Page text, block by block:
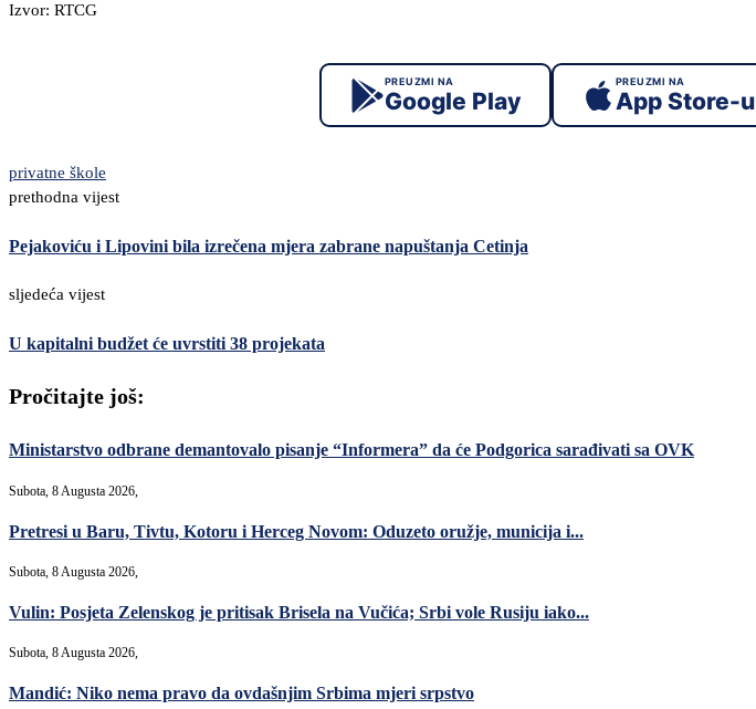
Izvor: RTCG
PREUZMI NA
Google Play
PREUZMI NA
App Store-u
privatne škole
prethodna vijest
Pejakoviću i Lipovini bila izrečena mjera zabrane napuštanja Cetinja
sljedeća vijest
U kapitalni budžet će uvrstiti 38 projekata
Pročitajte još:
Ministarstvo odbrane demantovalo pisanje “Informera” da će Podgorica sarađivati sa OVK
Subota, 8 Augusta 2026,
Pretresi u Baru, Tivtu, Kotoru i Herceg Novom: Oduzeto oružje, municija i...
Subota, 8 Augusta 2026,
Vulin: Posjeta Zelenskog je pritisak Brisela na Vučića; Srbi vole Rusiju iako...
Subota, 8 Augusta 2026,
Mandić: Niko nema pravo da ovdašnjim Srbima mjeri srpstvo